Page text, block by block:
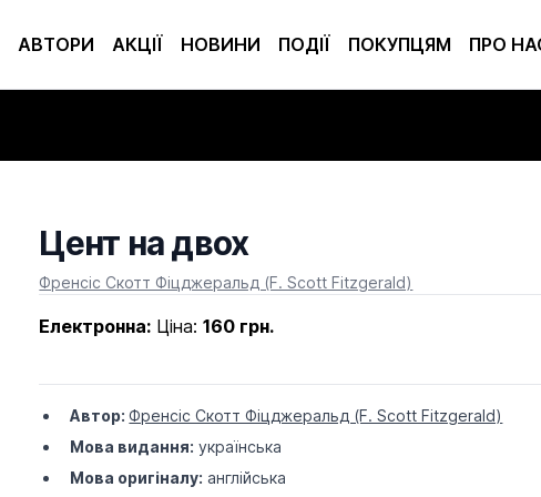
АВТОРИ АКЦІЇ НОВИНИ ПОДІЇ ПОКУПЦЯМ ПРО
Цент на двох
Product information
Френсіс Скотт Фіцджеральд (F. Sсott Fitzgerald)
Електронна: Ціна:160 грн.
Автор:Френсіс Скотт Фіцджеральд (F. Sсott Fitzgerald)
Мова видання: українська
Мова оригіналу: англійська